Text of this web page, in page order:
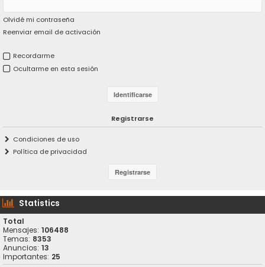
Olvidé mi contraseña
Reenviar email de activación
Recordarme
Ocultarme en esta sesión
Registrarse
Condiciones de uso
Política de privacidad
Statistics
Total
Mensajes: 106488
Temas: 8353
Anuncios: 13
Importantes: 25